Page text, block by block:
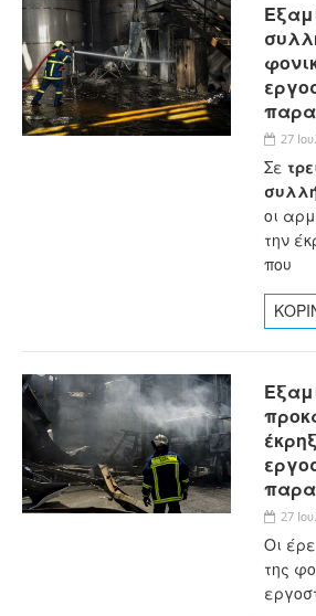
27
Σε
οι
την
που
27
Οι
της